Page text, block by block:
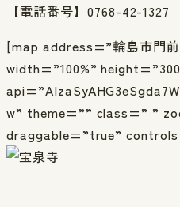
【電話番号】0768-42-1327
[map address=”輪島市門前
width=”100%”
w” theme=”” class=” ”
draggable=”true”